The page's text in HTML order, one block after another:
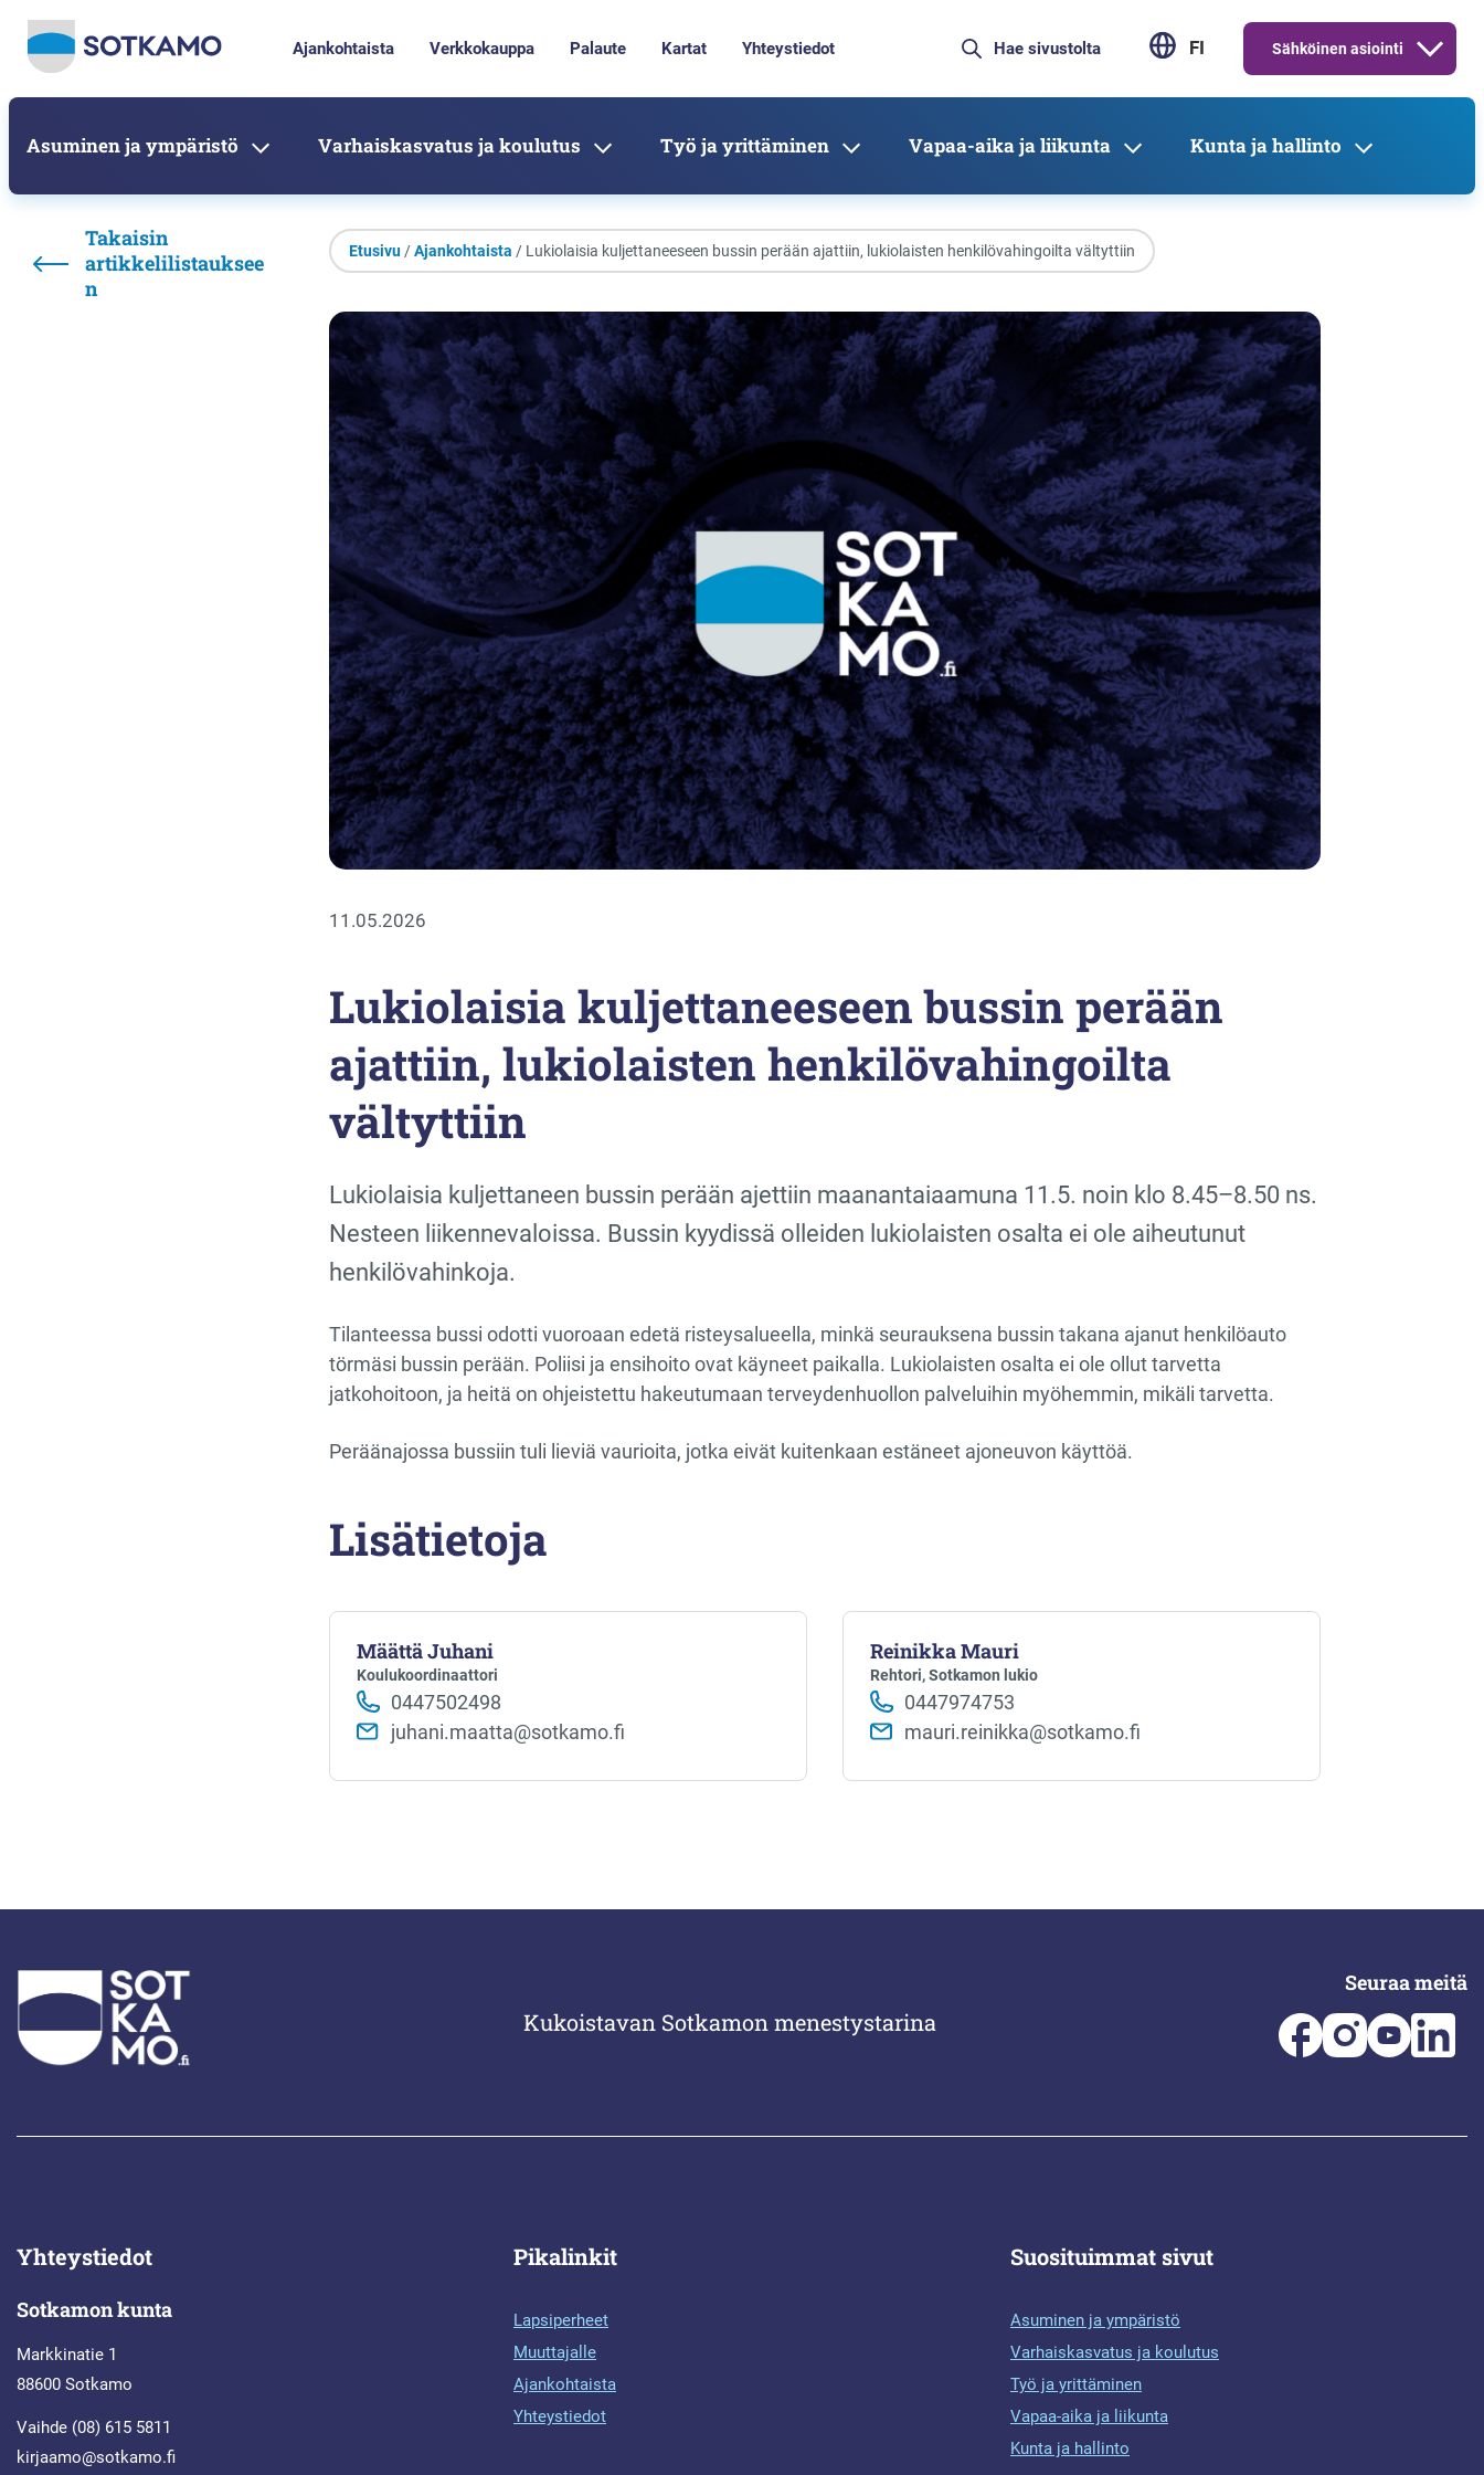
Ajankohtaista Verkkokauppa Palaute Kartat Yhteystiedot FI Sähköinen asiointi
Asuminen ja ympäristö Varhaiskasvatus ja koulutus Työ ja yrittäminen Vapaa-aika ja liikunta Kunta ja hallinto
Takaisin
artikkelilistauksee
n
Etusivu/Ajankohtaista / Lukiolaisia kuljettaneeseen bussin perään ajattiin, lukiolaisten henkilövahingoilta vältyttiin
11.05.2026
Lukiolaisia kuljettaneeseen bussin perään
ajattiin, lukiolaisten henkilövahingoilta
vältyttiin
Lukiolaisia kuljettaneen bussin perään ajettiin maanantaiaamuna 11.5. noin klo 8.45–8.50 ns.
Nesteen liikennevaloissa. Bussin kyydissä olleiden lukiolaisten osalta ei ole aiheutunut
henkilövahinkoja.
Tilanteessa bussi odotti vuoroaan edetä risteysalueella, minkä seurauksena bussin takana ajanut henkilöauto
törmäsi bussin perään. Poliisi ja ensihoito ovat käyneet paikalla. Lukiolaisten osalta ei ole ollut tarvetta
jatkohoitoon, ja heitä on ohjeistettu hakeutumaan terveydenhuollon palveluihin myöhemmin, mikäli tarvetta.
Peräänajossa bussiin tuli lieviä vaurioita, jotka eivät kuitenkaan estäneet ajoneuvon käyttöä.
Lisätietoja
Määttä Juhani
Koulukoordinaattori
0447502498
juhani.maatta@sotkamo.fi
Reinikka Mauri
Rehtori, Sotkamon lukio
0447974753
mauri.reinikka@sotkamo.fi
Kukoistavan Sotkamon menestystarina
Seuraa meitä
Yhteystiedot
Sotkamon kunta
Markkinatie 1
88600 Sotkamo
Vaihde (08) 615 5811
kirjaamo@sotkamo.fi
Pikalinkit
Lapsiperheet
Muuttajalle
Ajankohtaista
Yhteystiedot
Suosituimmat sivut
Asuminen ja ympäristö
Varhaiskasvatus ja koulutus
Työ ja yrittäminen
Vapaa-aika ja liikunta
Kunta ja hallinto